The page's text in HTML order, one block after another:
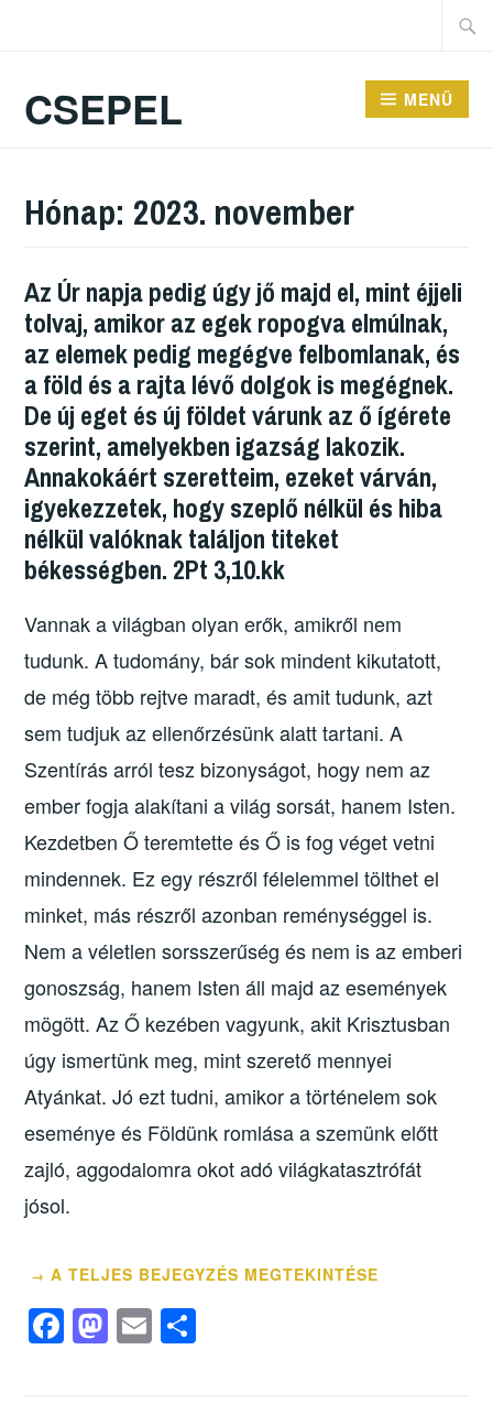
CSEPEL MENÜ
Hónap: 2023. november
Az Úr napja pedig úgy jő majd el, mint éjjeli
tolvaj, amikor az egek ropogva elmúlnak,
az elemek pedig megégve felbomlanak, és
a föld és a rajta lévő dolgok is megégnek.
De új eget és új földet várunk az ő ígérete
szerint, amelyekben igazság lakozik.
Annakokáért szeretteim, ezeket várván,
igyekezzetek, hogy szeplő nélkül és hiba
nélkül valóknak találjon titeket
békességben. 2Pt 3,10.kk
Vannak a világban olyan erők, amikről nem
tudunk. A tudomány, bár sok mindent kikutatott,
de még több rejtve maradt, és amit tudunk, azt
sem tudjuk az ellenőrzésünk alatt tartani. A
Szentírás arról tesz bizonyságot, hogy nem az
ember fogja alakítani a világ sorsát, hanem Isten.
Kezdetben Ő teremtette és Ő is fog véget vetni
mindennek. Ez egy részről félelemmel tölthet el
minket, más részről azonban reménységgel is.
Nem a véletlen sorsszerűség és nem is az emberi
gonoszság, hanem Isten áll majd az események
mögött. Az Ő kezében vagyunk, akit Krisztusban
úgy ismertünk meg, mint szerető mennyei
Atyánkat. Jó ezt tudni, amikor a történelem sok
eseménye és Földünk romlása a szemünk előtt
zajló, aggodalomra okot adó világkatasztrófát
jósol.
→ A TELJES BEJEGYZÉS MEGTEKINTÉSE
F
a
M
a
E
m